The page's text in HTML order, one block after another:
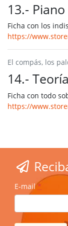
13.-
Ficha con los
https://
El compás, los
14.-
Ficha con todo
https://
E-mail *